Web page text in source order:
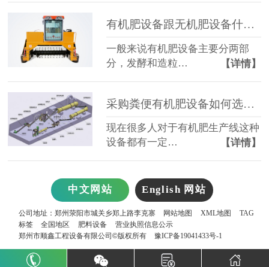
有机肥设备跟无机肥设备什么区别？
一般来说有机肥设备主要分两部
分，发酵和造粒…
【详情】
采购粪便有机肥设备如何选择？
现在很多人对于有机肥生产线这种
设备都有一定…
【详情】
中文网站 English 网站
公司地址：郑州荥阳市城关乡郑上路李克寨 网站地图 XML地图
TAG
标签
全国地区 肥料设备
营业执照信息公示
郑州市顺鑫工程设备有限公司©版权所有
豫ICP备19041433号-1